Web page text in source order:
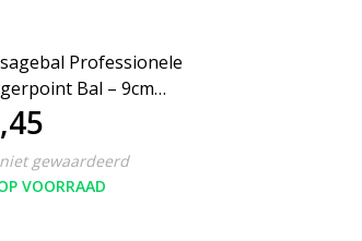
Professionele
Bal – 9cm
Dichtheid
–
– Antraciet
gewaardeerd
VOORRAAD